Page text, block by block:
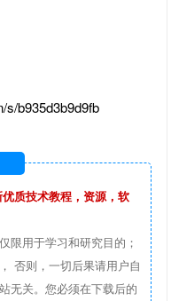
s/b935d3b9d9fb
质技术教程，资源，软
限用于学习和研究目的；
否则，一切后果请用户自
无关。您必须在下载后的